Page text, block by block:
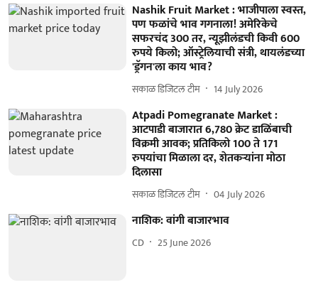
Nashik Fruit Market : भाजीपाला स्वस्त,
पण फळांचे भाव गगनाला! अमेरिकेचे
सफरचंद 300 तर, न्यूझीलंडची किवी 600
रुपये किलो; ऑस्ट्रेलियाची संत्री, थायलंडच्या
'ड्रॅगन'ला काय भाव?
सकाळ डिजिटल टीम 14 July 2026
Atpadi Pomegranate Market :
आटपाडी बाजारात 6,780 क्रेट डाळिंबाची
विक्रमी आवक; प्रतिकिलो 100 ते 171
रुपयांचा मिळाला दर, शेतकऱ्यांना मोठा
दिलासा
सकाळ डिजिटल टीम 04 July 2026
नाशिक: वांगी बाजारभाव
CD 25 June 2026